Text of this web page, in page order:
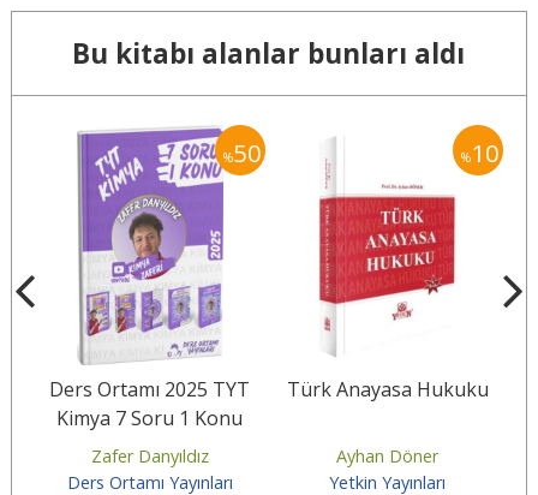
Bu kitabı alanlar bunları aldı
%50
Ders Ortamı 2025 TYT
Kimya 7 Soru 1 Konu
Zafer Danyıldız
Ders Ortamı Yayınları
%10
Türk Anayasa Hukuku
Ayhan Döner
Yetkin Yayınları